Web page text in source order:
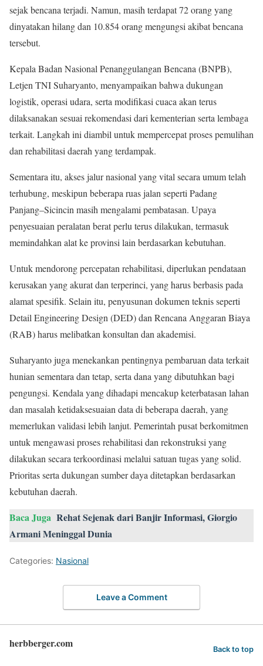
sejak bencana terjadi. Namun, masih terdapat 72 orang yang
dinyatakan hilang dan 10.854 orang mengungsi akibat bencana
tersebut.
Kepala Badan Nasional Penanggulangan Bencana (BNPB),
Letjen TNI Suharyanto, menyampaikan bahwa dukungan
logistik, operasi udara, serta modifikasi cuaca akan terus
dilaksanakan sesuai rekomendasi dari kementerian serta lembaga
terkait. Langkah ini diambil untuk mempercepat proses pemulihan
dan rehabilitasi daerah yang terdampak.
Sementara itu, akses jalur nasional yang vital secara umum telah
terhubung, meskipun beberapa ruas jalan seperti Padang
Panjang–Sicincin masih mengalami pembatasan. Upaya
penyesuaian peralatan berat perlu terus dilakukan, termasuk
memindahkan alat ke provinsi lain berdasarkan kebutuhan.
Untuk mendorong percepatan rehabilitasi, diperlukan pendataan
kerusakan yang akurat dan terperinci, yang harus berbasis pada
alamat spesifik. Selain itu, penyusunan dokumen teknis seperti
Detail Engineering Design (DED) dan Rencana Anggaran Biaya
(RAB) harus melibatkan konsultan dan akademisi.
Suharyanto juga menekankan pentingnya pembaruan data terkait
hunian sementara dan tetap, serta dana yang dibutuhkan bagi
pengungsi. Kendala yang dihadapi mencakup keterbatasan lahan
dan masalah ketidaksesuaian data di beberapa daerah, yang
memerlukan validasi lebih lanjut. Pemerintah pusat berkomitmen
untuk mengawasi proses rehabilitasi dan rekonstruksi yang
dilakukan secara terkoordinasi melalui satuan tugas yang solid.
Prioritas serta dukungan sumber daya ditetapkan berdasarkan
kebutuhan daerah.
Baca Juga Rehat Sejenak dari Banjir Informasi, Giorgio
Armani Meninggal Dunia
Categories: Nasional
Leave a Comment
herbberger.com Back to top